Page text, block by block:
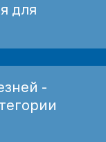
для
-